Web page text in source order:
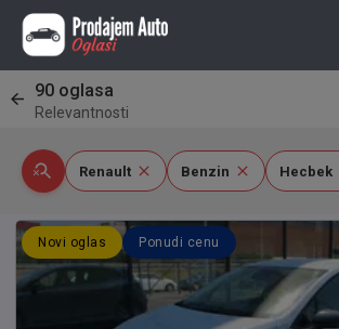
90 oglasa
Relevantnosti
Renault Benzin Hecbek
Novi oglas Ponudi cenu